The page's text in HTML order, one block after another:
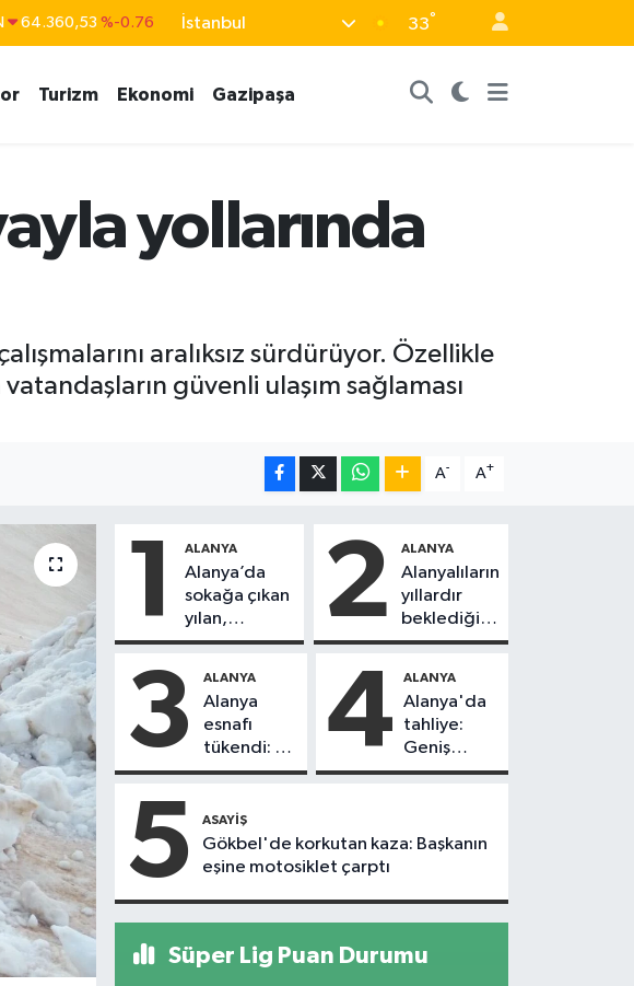
13.887
İstanbul 33°
Turizm Ekonomi Gazipaşa
yollarında
aralıksız sürdürüyor. Özellikle
güvenli ulaşım sağlaması
A- A+
1 ALANYA
Alanya’da
sokağa çıkan
yılan,
vatandaşı
2 ALANYA
Alanyalıların
yıllardır
beklediği
yol askıdan
3 ALANYA
Alanya
esnafı
tükendi: 1
ayda 150
kapandı
4 ALANYA
Alanya'da
tahliye:
Geniş
güvenlik
5 ASAYIŞ
Gökbel'de korkutan kaza: Başkanın
eşine motosiklet çarptı
Süper Lig Puan Durumu